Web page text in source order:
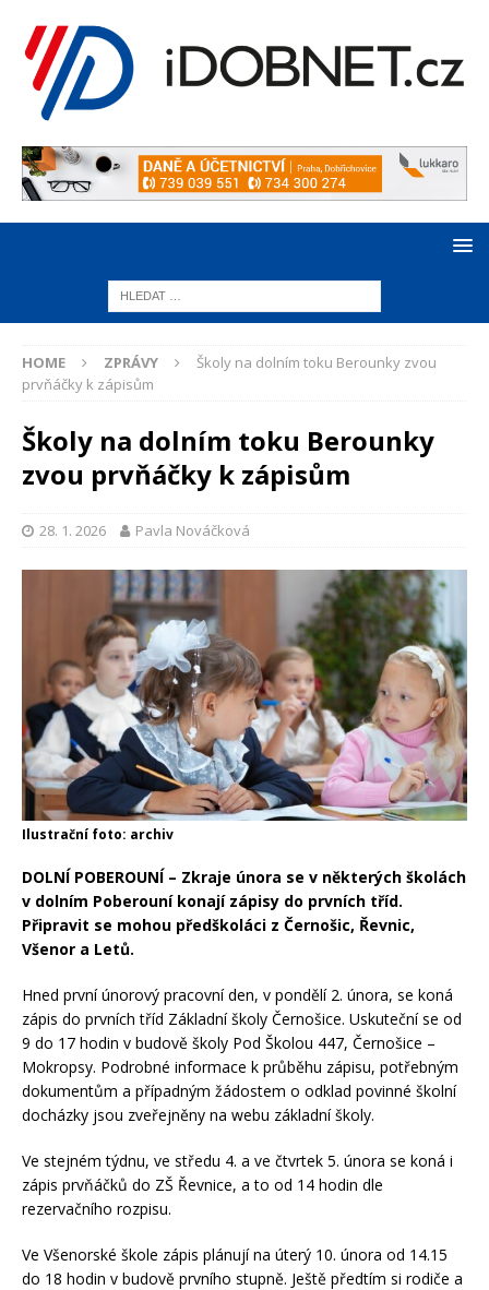
HOME ZPRÁVY
Školy na dolním toku Berounky zvou
prvňáčky k zápisům
Školy na dolním toku Berounky
zvou prvňáčky k zápisům
28. 1. 2026 Pavla Nováčková
Ilustrační foto: archiv
DOLNÍ POBEROUNÍ – Zkraje února se v některých školách
v dolním Poberouní konají zápisy do prvních tříd.
Připravit se mohou předškoláci z Černošic, Řevnic,
Všenor a Letů.
Hned první únorový pracovní den, v pondělí 2. února, se koná
zápis do prvních tříd Základní školy Černošice. Uskuteční se od
9 do 17 hodin v budově školy Pod Školou 447, Černošice –
Mokropsy. Podrobné informace k průběhu zápisu, potřebným
dokumentům a případným žádostem o odklad povinné školní
docházky jsou zveřejněny na webu základní školy.
Ve stejném týdnu, ve středu 4. a ve čtvrtek 5. února se koná i
zápis prvňáčků do ZŠ Řevnice, a to od 14 hodin dle
rezervačního rozpisu.
Ve Všenorské škole zápis plánují na úterý 10. února od 14.15
do 18 hodin v budově prvního stupně. Ještě předtím si rodiče a